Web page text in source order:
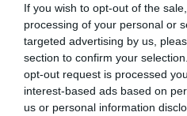
If you wish to opt-out of the
processing of your personal or
targeted advertising by us,
section to confirm your
opt-out request is processed
interest-based ads based on
us or personal information